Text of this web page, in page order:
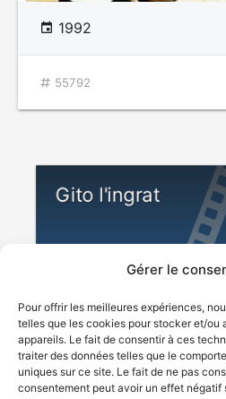
Gérer le
Pour offrir les meilleures expériences,
telles que les cookies pour stocker et/ou
appareils. Le fait de consentir à ces
traiter des données telles que le
uniques sur ce site. Le fait de ne pas
consentement peut avoir un effet
1992
55792
Gito l'ingrat
1992